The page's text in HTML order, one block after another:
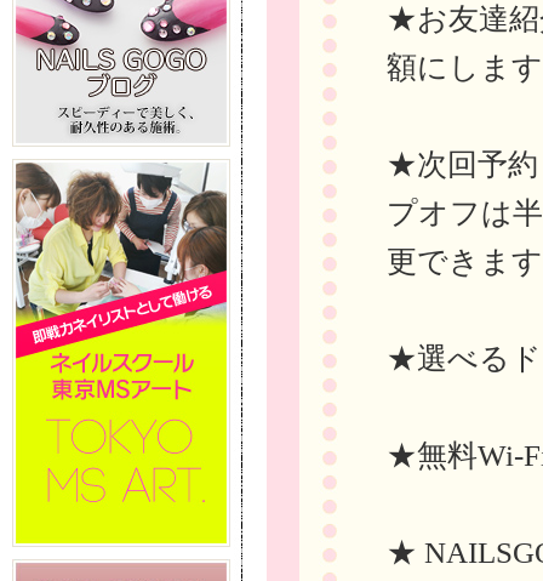
★お友達紹
額にしま
★次回予約
プオフは
更できま
★選べるド
★無料Wi-
★